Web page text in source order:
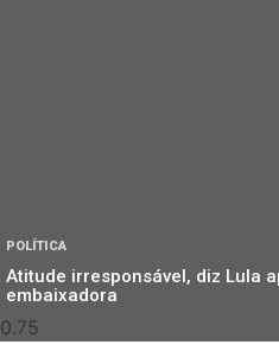
POLÍTICA
Atitude irresponsável, diz Lula
embaixadora